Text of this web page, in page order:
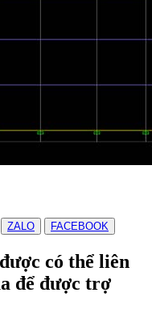
ZALO FACEBOOK
có thể liên
để được trợ